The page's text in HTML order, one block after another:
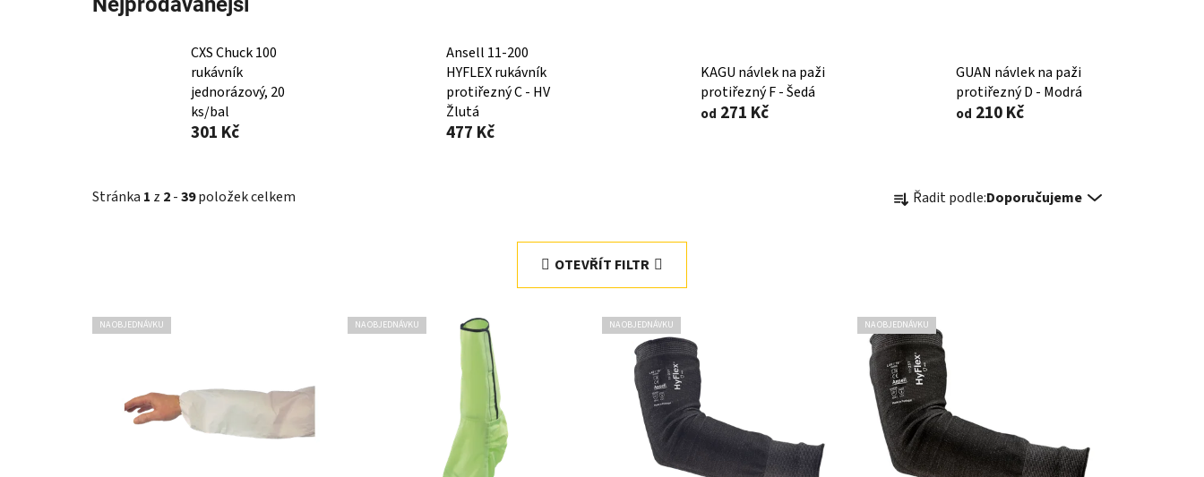
CXS Chuck 100
rukávník
jednorázový, 20
ks/bal
301 Kč
Ansell 11-200
HYFLEX rukávník
protiřezný C - HV
Žlutá
477 Kč
KAGU návlek na paži
protiřezný F - Šedá
od 271 Kč
GUAN návlek na paži
protiřezný D - Modrá
od 210 Kč
Stránka 1 z 2-39položek celkem
a
p
r
o
d
u
k
t
Řadit podle:Doporučujeme
OTEVŘÍT FILTR
V
ý
NA OBJEDNÁVKU NA OBJEDNÁVKU NA OBJEDNÁVKU NA OBJEDNÁVKU